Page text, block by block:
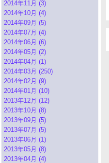
2014年11月 (3)
2014年10月 (4)
2014年09月 (5)
2014年07月 (4)
2014年06月 (6)
2014年05月 (2)
2014年04月 (1)
2014年03月 (250)
2014年02月 (9)
2014年01月 (10)
2013年12月 (12)
2013年10月 (8)
2013年09月 (5)
2013年07月 (5)
2013年06月 (1)
2013年05月 (8)
2013年04月 (4)